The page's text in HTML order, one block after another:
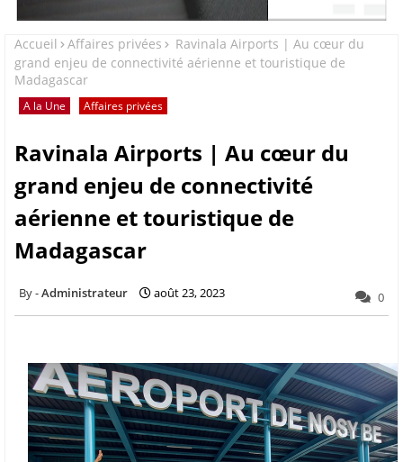
Accueil Affaires privées
Ravinala Airports | Au cœur du
grand enjeu de connectivité aérienne et touristique de
Madagascar
A la Une Affaires privées
Ravinala Airports | Au cœur du
grand enjeu de connectivité
aérienne et touristique de
Madagascar
Administrateur août 23, 2023 0